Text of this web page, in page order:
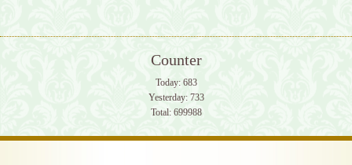
Counter
Today: 683
Yesterday: 733
Total: 699988